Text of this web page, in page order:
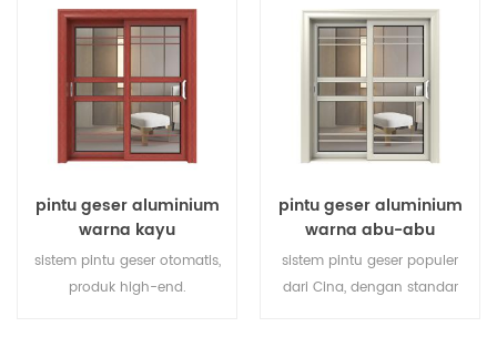
pintu geser aluminium
warna kayu
sistem pintu geser otomatis,
produk high-end.
pintu geser aluminium
warna abu-abu
sistem pintu geser populer
dari Cina, dengan standar